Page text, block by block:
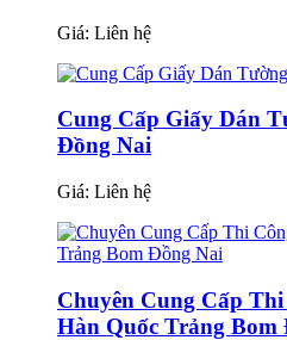
Giá: Liên hệ
Cung Cấp Giấy Dán
Đồng Nai
Giá: Liên hệ
Chuyên Cung Cấp
Hàn Quốc Trảng Bom